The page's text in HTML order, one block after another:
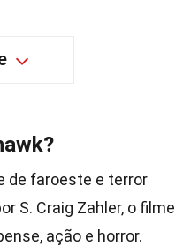
de faroeste e terror
S. Craig Zahler, o filme
ação e horror.